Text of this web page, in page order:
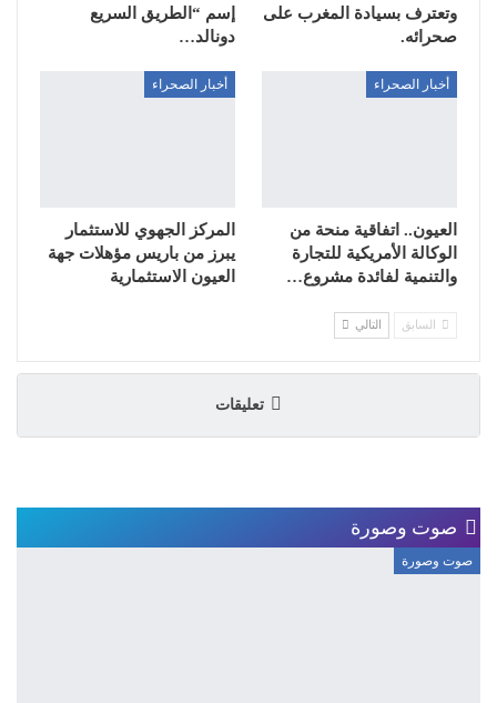
وتعترف بسيادة المغرب على
صحرائه.
إسم “الطريق السريع
دونالد…
أخبار الصحراء
العيون.. اتفاقية منحة من
الوكالة الأمريكية للتجارة
والتنمية لفائدة مشروع…
أخبار الصحراء
المركز الجهوي للاستثمار
يبرز من باريس مؤهلات جهة
العيون الاستثمارية
السابق التالي
تعليقات
صوت وصورة
صوت وصورة